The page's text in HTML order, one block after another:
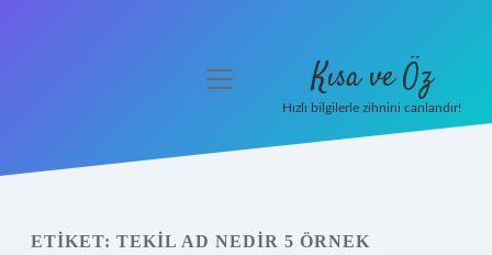
Yasal Uyarı
menüyü
Kısa ve Öz
Hızlı bilgilerle zihnini canlandır!
ETIKET: TEKIL AD NEDIR 5 ÖRNEK